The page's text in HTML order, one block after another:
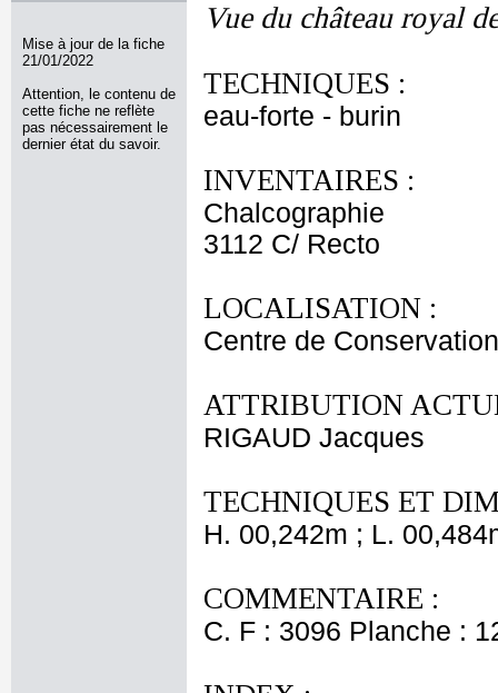
Mise à jour de la fiche
21/01/2022
Attention, le contenu de
cette fiche ne reflète
pas nécessairement le
dernier état du savoir.
Vue du château royal
TECHNIQUES :
eau-forte - burin
INVENTAIRES :
Chalcographie
3112 C/ Recto
LOCALISATION :
Centre de
ATTRIBUTION
RIGAUD Jacques
TECHNIQUES ET
H. 00,242m ; L.
COMMENTAIRE :
C. F : 3096 Planche :